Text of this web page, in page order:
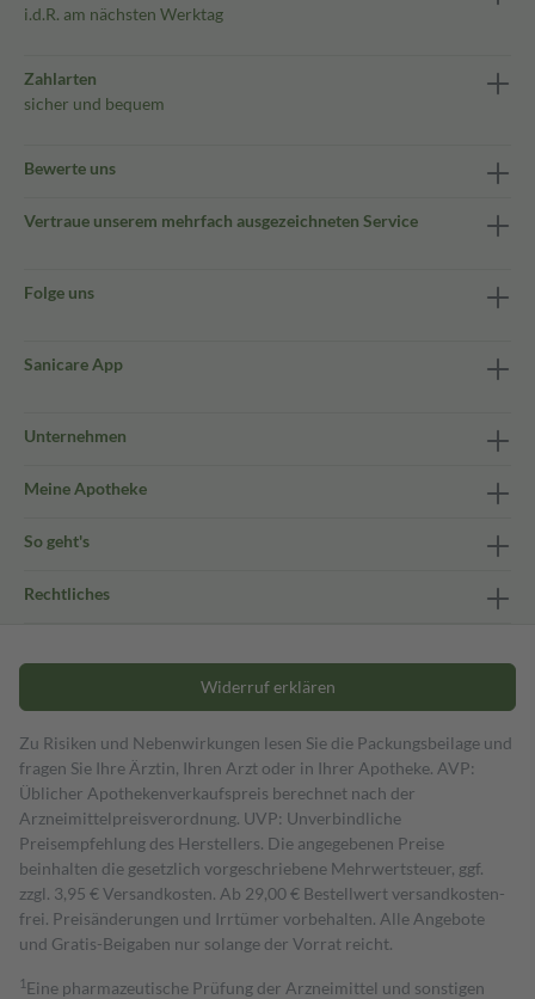
i.d.R. am nächsten Werktag
Zahlarten
sicher und bequem
Bewerte uns
Vertraue unserem mehrfach ausgezeichneten Service
Folge uns
Sanicare App
Unternehmen
Meine Apotheke
So geht's
Rechtliches
Widerruf erklären
Zu Risiken und Nebenwirkungen lesen Sie die Packungsbeilage und
fragen Sie Ihre Ärztin, Ihren Arzt oder in Ihrer Apotheke. AVP:
Üblicher Apothekenverkaufspreis berechnet nach der
Arzneimittelpreisverordnung. UVP: Unverbindliche
Preisempfehlung des Herstellers. Die angegebenen Preise
beinhalten die gesetzlich vorgeschriebene Mehrwertsteuer, ggf.
zzgl. 3,95 € Versandkosten. Ab 29,00 € Bestell­wert versand­kosten­
frei. Preisänderungen und Irrtümer vorbehalten. Alle Angebote
und Gratis-Beigaben nur solange der Vorrat reicht.
1 Eine pharmazeutische Prüfung der Arzneimittel und sonstigen